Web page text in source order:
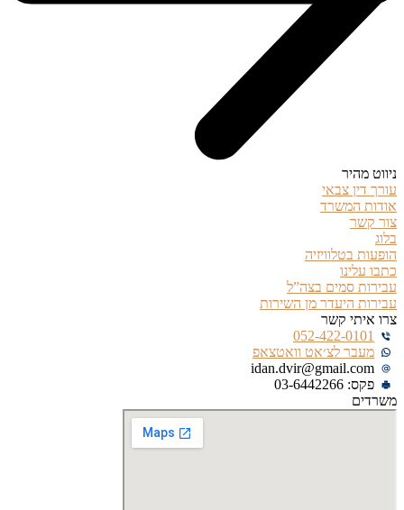
ניווט מהיר
עורך דין צבאי
אודות המשרד
צור קשר
בלוג
הופעות בטלוויזיה
כתבו עלינו
עבירות סמים בצה”ל
עבירות היעדר מן השירות
צרו איתי קשר
052-422-0101
מעבר לצ׳אט וואטצאפ
idan.dvir@gmail.com
פקס: 03-6442266
משרדים